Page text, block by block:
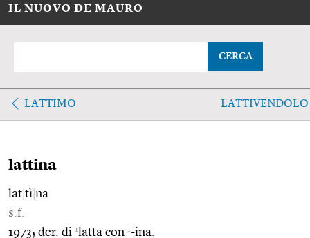
IL NUOVO DE MAURO
CERCA
LATTIMO LATTIVENDOLO
lattina
lat tì na
s.f.
1973; der. di 1latta con 1-ina.